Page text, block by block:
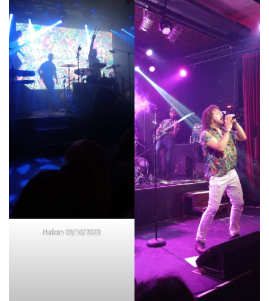
Haken 03/10/2023